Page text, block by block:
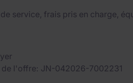
service, frais pris en charge,
de l'offre JN-042026-7002231